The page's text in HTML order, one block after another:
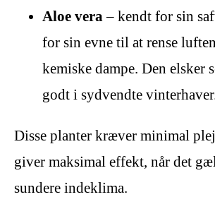
Aloe vera– kendt for sin
for sin evne til at rense
kemiske dampe. Den elsker
godt i sydvendte
Disse planter kræver minimal
giver maksimal effekt, når det
sundere indeklima.